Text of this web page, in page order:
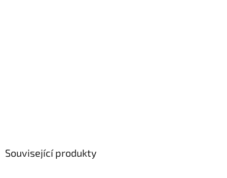
Související produkty